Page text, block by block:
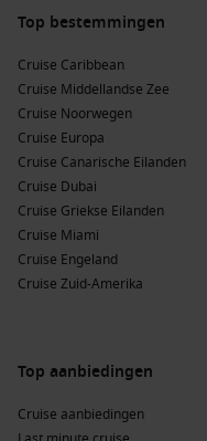
Top bestemmingen
Cruise Caribbean
Cruise Middellandse Zee
Cruise Noorwegen
Cruise Europa
Cruise Canarische Eilanden
Cruise Dubai
Cruise Griekse Eilanden
Cruise Miami
Cruise Engeland
Cruise Zuid-Amerika
Top aanbiedingen
Cruise aanbiedingen